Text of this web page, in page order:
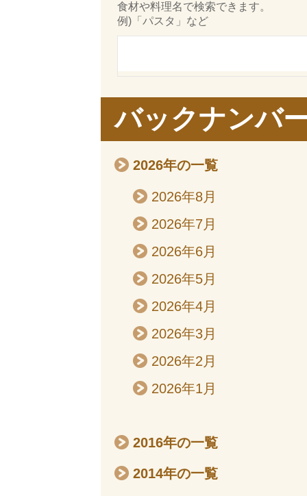
食材や料理名で検索できます。
例)「パスタ」など
バックナンバ
2026年の一覧
2026年8月
2026年7月
2026年6月
2026年5月
2026年4月
2026年3月
2026年2月
2026年1月
2016年の一覧
2014年の一覧